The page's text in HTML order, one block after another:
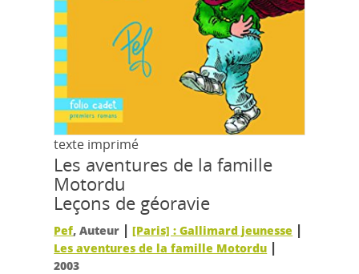
texte imprimé
Les aventures de la famille
Motordu
Leçons de géoravie
Pef, Auteur |[Paris] : Gallimard jeunesse |
Les aventures de la famille Motordu |
2003